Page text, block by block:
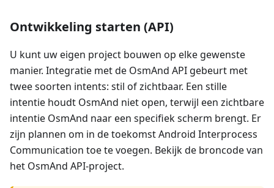
Ontwikkeling starten (API)
U kunt uw eigen project bouwen op elke gewenste
manier. Integratie met de OsmAnd API gebeurt met
twee soorten intents: stil of zichtbaar. Een stille
intentie houdt OsmAnd niet open, terwijl een zichtbare
intentie OsmAnd naar een specifiek scherm brengt. Er
zijn plannen om in de toekomst Android Interprocess
Communication toe te voegen. Bekijk de broncode van
het OsmAnd API-project.